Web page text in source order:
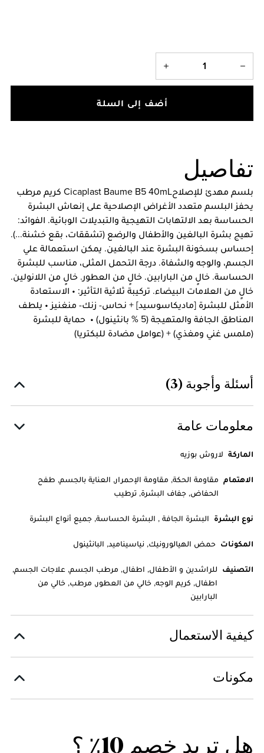
أضف إلى السلة
تفاصيل
بلسم مهدئ للإصلاحCicaplast Baume B5 40mL كريم مرطب
يحفز البلسم متعدد الأغراض الإصلاحية على إنعاش البشرة
الحساسة بعد الالتهابات التهيجية والتبديلات الوبائية. الفوائد:
تهيج بشرة البالغين والأطفال والرضع (تشققات، بقع خشنة...).
إحساس بسخونة البشرة عند البالغين. يمكن استعمالة علي
الجسم، والوجه والشفاة. درجة التحمل المثلى، مناسب للبشرة
الحساسة. خالٍ من البارابين. خالٍ من العطور. خالٍ من اللانولين.
خالٍ من العلامات البيضاء. تركيبة ثلاثية التأثير: • الاستعادة
الأمثل للبشرة [ماديكاسوسيد] + نحاس- زنك- منغنيز • يلطف
المناطق الجافة والمتهيجة (5 % بانثينول) • حماية للبشرة
(ملمس غني ومغذي) + (عوامل مضادة للبكتريا)
أسئلة وأجوبة (3)
معلومات عامة
الماركة لاروش بوزيه
الاهتمام مقاومة الحكة, مقاومة الإحمرار, العناية بالجسم, طفح
الحفاض, جفاف البشرة, ترطيب
نوع البشرة البشرة الجافة , البشرة الحساسة, جميع أنواع البشرة
المكونات حمض الهيالورونيك, نياسيناميد, البانثينول
التصنيف للراشدين و الأطفال, اطفال, مرطب الجسم, علاجات الجسم,
اطفال, كريم الوجه, خالي من العطور, مرطب, خالي من
البارابين
كيفية الاستعمال
مكونات
هل تريد خصم 10٪ ؟